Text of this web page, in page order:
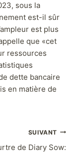
sous la
est-il sûr
est plus
que «cet
ressources
dette bancaire
en matière de
SUIVANT
de Diary Sow: